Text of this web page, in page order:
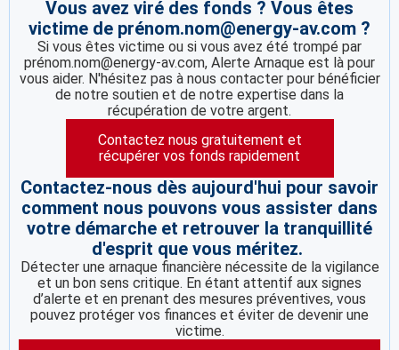
Vous avez viré des fonds ? Vous êtes
victime de prénom.nom@energy-av.com ?
Si vous êtes victime ou si vous avez été trompé par
prénom.nom@energy-av.com, Alerte Arnaque est là pour
vous aider. N'hésitez pas à nous contacter pour bénéficier
de notre soutien et de notre expertise dans la
récupération de votre argent.
Contactez nous gratuitement et
récupérer vos fonds rapidement
Contactez-nous dès aujourd'hui pour savoir
comment nous pouvons vous assister dans
votre démarche et retrouver la tranquillité
d'esprit que vous méritez.
Détecter une arnaque financière nécessite de la vigilance
et un bon sens critique. En étant attentif aux signes
d’alerte et en prenant des mesures préventives, vous
pouvez protéger vos finances et éviter de devenir une
victime.